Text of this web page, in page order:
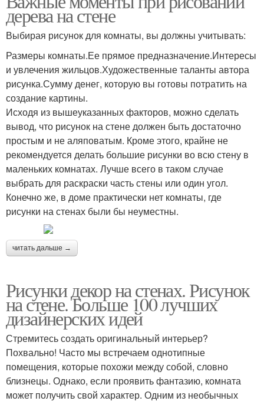
дерева на стене
Выбирая рисунок для комнаты, вы должны учитывать:
Размеры комнаты.Ее прямое предназначение.Интересы
и увлечения жильцов.Художественные таланты автора
рисунка.Сумму денег, которую вы готовы потратить на
создание картины.
Исходя из вышеуказанных факторов, можно сделать
вывод, что рисунок на стене должен быть достаточно
простым и не аляповатым. Кроме этого, крайне не
рекомендуется делать большие рисунки во всю стену в
маленьких комнатах. Лучше всего в таком случае
выбрать для раскраски часть стены или один угол.
Конечно же, в доме практически нет комнаты, где
рисунки на стенах были бы неуместны.
читать дальше →
Рисунки декор на стенах. Рисунок
на стене. Больше 100 лучших
дизайнерских идей
Стремитесь создать оригинальный интерьер?
Похвально! Часто мы встречаем однотипные
помещения, которые похожи между собой, словно
близнецы. Однако, если проявить фантазию, комната
может получить свой характер. Одним из необычных